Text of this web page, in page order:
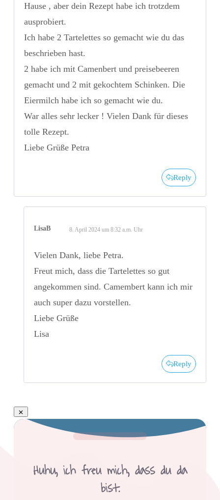
Hause , aber dein Rezept habe ich trotzdem
ausprobiert.
Ich habe 2 Tartelettes so gemacht wie du das
beschrieben hast.
2 habe ich mit Camenbert und preisebeeren
gemacht und 2 mit gekochtem Schinken. Die
Eiermilch habe ich so gemacht wie du.
War alles sehr lecker ! Vielen Dank für dieses
tolle Rezept.
Liebe Grüße Petra
Reply
LisaB 8. April 2024 um 8:32 a.m. Uhr
Vielen Dank, liebe Petra.
Freut mich, dass die Tartelettes so gut
angekommen sind. Camembert kann ich mir
auch super dazu vorstellen.
Liebe Grüße
Lisa
Reply
Huhu,ich freu mich, dass du da
bist.